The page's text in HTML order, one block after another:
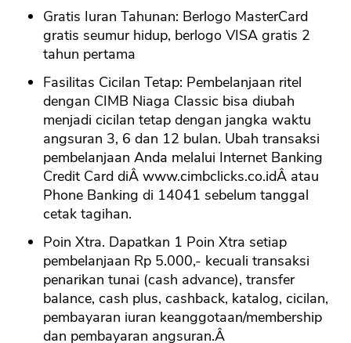
Gratis Iuran Tahunan: Berlogo MasterCard
gratis seumur hidup, berlogo VISA gratis 2
tahun pertama
Fasilitas Cicilan Tetap: Pembelanjaan ritel
dengan CIMB Niaga Classic bisa diubah
menjadi cicilan tetap dengan jangka waktu
angsuran 3, 6 dan 12 bulan. Ubah transaksi
pembelanjaan Anda melalui Internet Banking
Credit Card diÂ www.cimbclicks.co.idÂ atau
Phone Banking di 14041 sebelum tanggal
cetak tagihan.
Poin Xtra. Dapatkan 1 Poin Xtra setiap
pembelanjaan Rp 5.000,- kecuali transaksi
penarikan tunai (cash advance), transfer
balance, cash plus, cashback, katalog, cicilan,
pembayaran iuran keanggotaan/membership
dan pembayaran angsuran.Â